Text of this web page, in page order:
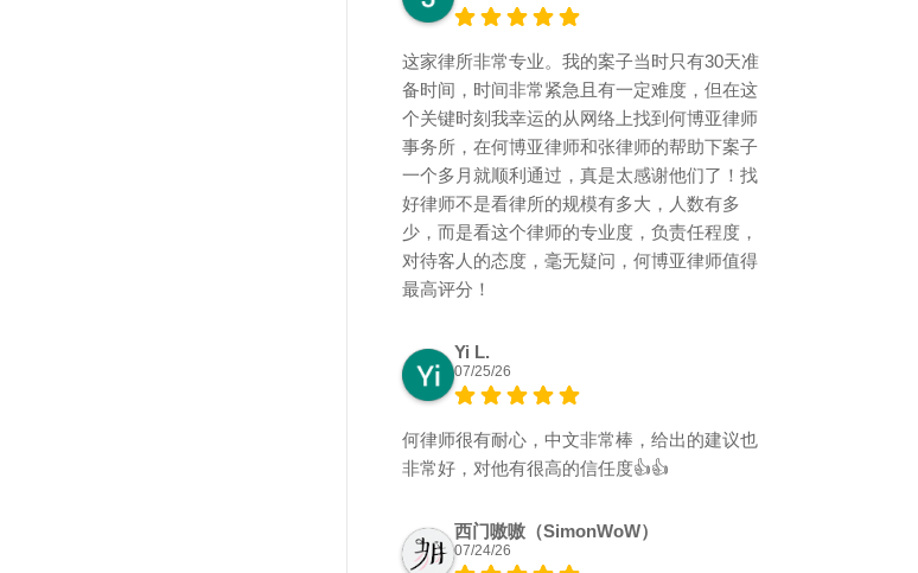
这家律所非常专业。我的案子当时只有30天准
备时间，时间非常紧急且有一定难度，但在这
个关键时刻我幸运的从网络上找到何博亚律师
事务所，在何博亚律师和张律师的帮助下案子
一个多月就顺利通过，真是太感谢他们了！找
好律师不是看律所的规模有多大，人数有多
少，而是看这个律师的专业度，负责任程度，
对待客人的态度，毫无疑问，何博亚律师值得
最高评分！
Yi L.
07/25/26
何律师很有耐心，中文非常棒，给出的建议也
非常好，对他有很高的信任度👍👍
西门嗷嗷（SimonWoW）
07/24/26